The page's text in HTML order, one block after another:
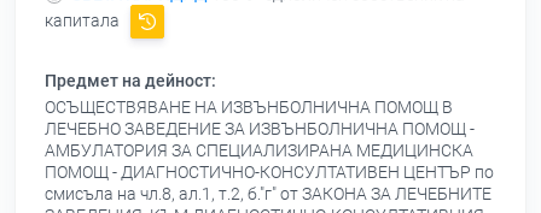
капитала
Предмет на дейност:
ОСЪЩЕСТВЯВАНЕ НА ИЗВЪНБОЛНИЧНА ПОМОЩ В
ЛЕЧЕБНО ЗАВЕДЕНИЕ ЗА ИЗВЪНБОЛНИЧНА ПОМОЩ -
АМБУЛАТОРИЯ ЗА СПЕЦИАЛИЗИРАНА МЕДИЦИНСКА
ПОМОЩ - ДИАГНОСТИЧНО-КОНСУЛТАТИВЕН ЦЕНТЪР по
смисъла на чл.8, ал.1, т.2, б."г" от ЗАКОНА ЗА ЛЕЧЕБНИТЕ